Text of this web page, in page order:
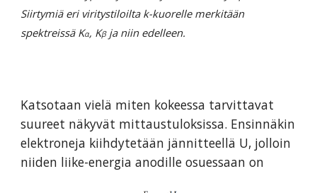
Siirtymiä eri viritystiloilta k-kuorelle merkitään
spektreissä Kα, Kβja niin edelleen.
Katsotaan vielä miten kokeessa tarvittavat
suureet näkyvät mittaustuloksissa. Ensinnäkin
elektroneja kiihdytetään jännitteellä U, jolloin
niiden liike-energia anodille osuessaan on